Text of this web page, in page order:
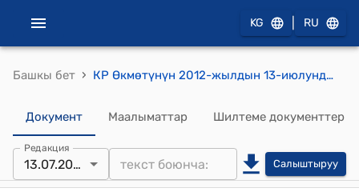
KG RU
Башкы бет › КР Өкмөтүнүн 2012-жылдын 13-июлундагы № 345-б (Ведомстволор аралык жумушчу топ түзүү тууралуу) буйругу
Документ Маалыматтар Шилтеме документтер
Редакция
13.07.2012 Салыштыруу